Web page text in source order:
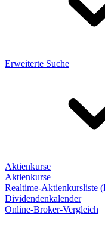
Erweiterte Suche
Aktienkurse
Aktienkurse
Realtime-Aktienkursliste
Dividendenkalender
Online-Broker-Vergleich